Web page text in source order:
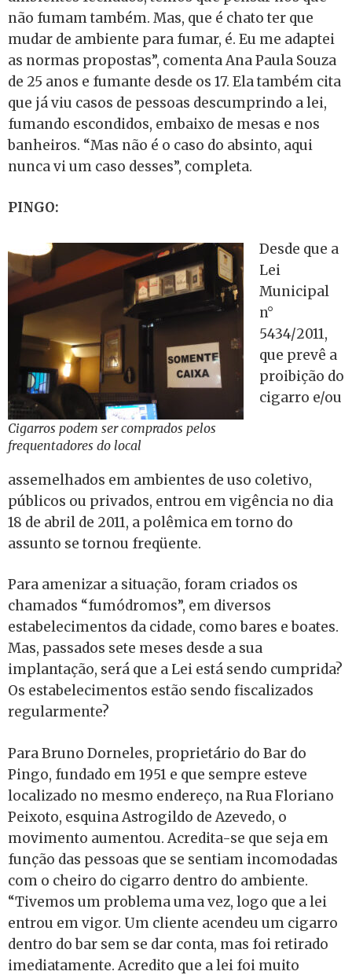
não fumam também. Mas, que é chato ter que
mudar de ambiente para fumar, é. Eu me adaptei
as normas propostas”, comenta Ana Paula Souza
de 25 anos e fumante desde os 17. Ela também cita
que já viu casos de pessoas descumprindo a lei,
fumando escondidos, embaixo de mesas e nos
banheiros. “Mas não é o caso do absinto, aqui
nunca vi um caso desses”, completa.
PINGO:
Cigarros podem ser comprados pelos
frequentadores do local
Desde que a
Lei
Municipal
n°
5434/2011,
que prevê a
proibição do
cigarro e/ou
assemelhados em ambientes de uso coletivo,
públicos ou privados, entrou em vigência no dia
18 de abril de 2011, a polêmica em torno do
assunto se tornou freqüente.
Para amenizar a situação, foram criados os
chamados “fumódromos”, em diversos
estabelecimentos da cidade, como bares e boates.
Mas, passados sete meses desde a sua
implantação, será que a Lei está sendo cumprida?
Os estabelecimentos estão sendo fiscalizados
regularmente?
Para Bruno Dorneles, proprietário do Bar do
Pingo, fundado em 1951 e que sempre esteve
localizado no mesmo endereço, na Rua Floriano
Peixoto, esquina Astrogildo de Azevedo, o
movimento aumentou. Acredita-se que seja em
função das pessoas que se sentiam incomodadas
com o cheiro do cigarro dentro do ambiente.
“Tivemos um problema uma vez, logo que a lei
entrou em vigor. Um cliente acendeu um cigarro
dentro do bar sem se dar conta, mas foi retirado
imediatamente. Acredito que a lei foi muito